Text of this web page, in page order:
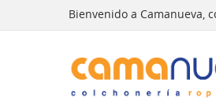
Bienvenido a Camanueva,